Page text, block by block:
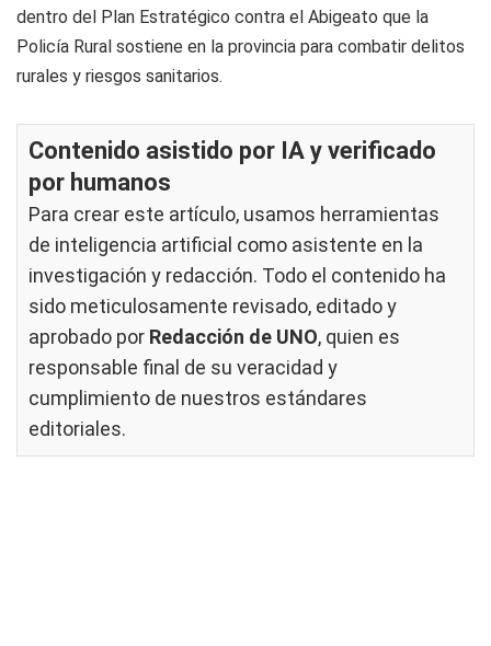
dentro del Plan Estratégico contra el Abigeato que la
Policía Rural sostiene en la provincia para combatir delitos
rurales y riesgos sanitarios.
Contenido asistido por IA y verificado
por humanos
Para crear este artículo, usamos herramientas
de inteligencia artificial como asistente en la
investigación y redacción. Todo el contenido ha
sido meticulosamente revisado, editado y
aprobado por Redacción de UNO, quien es
responsable final de su veracidad y
cumplimiento de nuestros estándares
editoriales.